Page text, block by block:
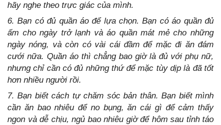
hãy nghe theo trực giác của mình.
6. Bạn có đủ quần áo để lựa chọn. Bạn có áo quần đủ
ấm cho ngày trở lạnh và áo quần mát mẻ cho những
ngày nóng, và còn có vài cái đầm để mặc đi ăn đám
cưới nữa. Quần áo thì chẳng bao giờ là đủ với phụ nữ,
nhưng chỉ cần có đủ những thứ để mặc tùy dịp là đã tốt
hơn nhiều người rồi.
7. Bạn biết cách tự chăm sóc bản thân. Bạn biết mình
cần ăn bao nhiêu để no bụng, ăn cái gì để cảm thấy
ngon và dễ chịu, ngủ bao nhiêu giờ để hôm sau tỉnh táo